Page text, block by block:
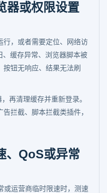
器或权限设置
行，或者需要定位、网络访
、缓存异常、浏览器脚本被
钮无响应、结果无法刷
再清理缓存并重新登录。
拦截、脚本拦截类插件，
、QoS或异常
或运营商临时限速时，测速